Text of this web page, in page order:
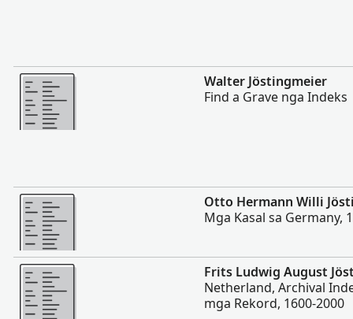
Dugang pa
Walter Jöstingmeier
Find a Grave nga Indeks
Dugang pa
Otto Hermann Willi
Mga Kasal sa Germany,
Dugang pa
Frits Ludwig August
Netherland, Archival
mga Rekord, 1600-2000